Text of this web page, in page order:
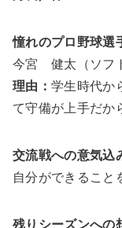
憧れのプロ野球選
今宮 健太（ソフ
理由： 学生時代か
て守備が上手だか
交流戦への意気込
自分ができること
残りシーズンへの